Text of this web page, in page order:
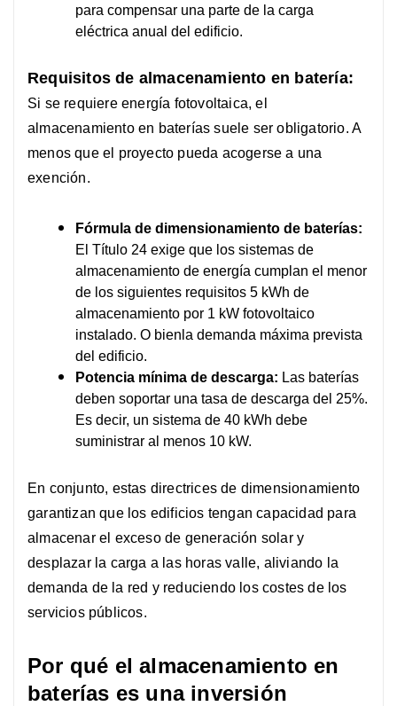
para compensar una parte de la carga
eléctrica anual del edificio.
Requisitos de almacenamiento en batería:
Si se requiere energía fotovoltaica, el
almacenamiento en baterías suele ser obligatorio. A
menos que el proyecto pueda acogerse a una
exención.
Fórmula de dimensionamiento de baterías:
El Título 24 exige que los sistemas de
almacenamiento de energía cumplan el menor
de los siguientes requisitos 5 kWh de
almacenamiento por 1 kW fotovoltaico
instalado. O bien la demanda máxima prevista
del edificio.
Potencia mínima de descarga: Las baterías
deben soportar una tasa de descarga del 25%.
Es decir, un sistema de 40 kWh debe
suministrar al menos 10 kW.
En conjunto, estas directrices de dimensionamiento
garantizan que los edificios tengan capacidad para
almacenar el exceso de generación solar y
desplazar la carga a las horas valle, aliviando la
demanda de la red y reduciendo los costes de los
servicios públicos.
Por qué el almacenamiento en
baterías es una inversión